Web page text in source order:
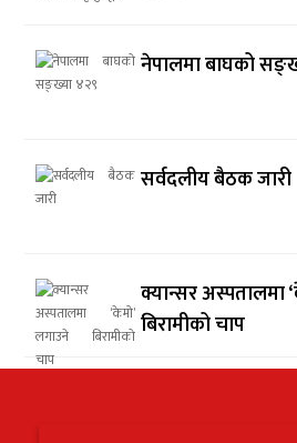
नेपालमा बाघको
सर्वदलीय बैठक जारी
क्यान्सर अस्पतालमा
बिरामीको चाप